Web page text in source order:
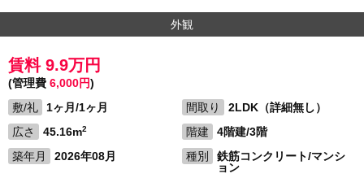
外観
賃料 9.9万円
(管理費 6,000円)
敷/礼
1ヶ月/1ヶ月 間取り
2LDK（詳細無し）
広さ
45.16m2 階建
4階建/3階
築年月
2026年08月 種別
鉄筋コンクリート/マンシ
ョン